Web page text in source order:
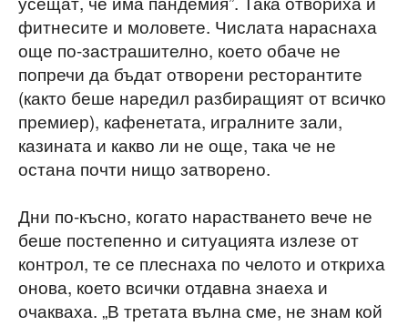
фитнесите и моловете. Числата нараснаха
още по-застрашително, което обаче не
попречи да бъдат отворени ресторантите
(както беше наредил разбиращият от всичко
премиер), кафенетата, игралните зали,
казината и какво ли не още, така че не
остана почти нищо затворено.
Дни по-късно, когато нарастването вече не
беше постепенно и ситуацията излезе от
контрол, те се плеснаха по челото и откриха
онова, което всички отдавна знаеха и
очакваха. „В третата вълна сме, не знам кой